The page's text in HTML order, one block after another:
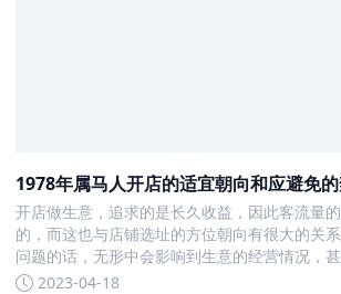
1978年属马人开店的适宜朝向和应避免
开店做生意，追求的是长久收益，因此客流量
的，而这也与店铺选址的方位朝向有很大的关
问题的话，无形中会影响到生意的经营情况，
风险，所以其中的风水讲究还是有必要知道一些
2023-04-18